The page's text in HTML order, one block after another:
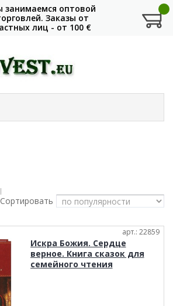
|
Сортировать
арт.: 22859
Искра Божия. Сердце
верное. Книга сказок для
семейного чтения